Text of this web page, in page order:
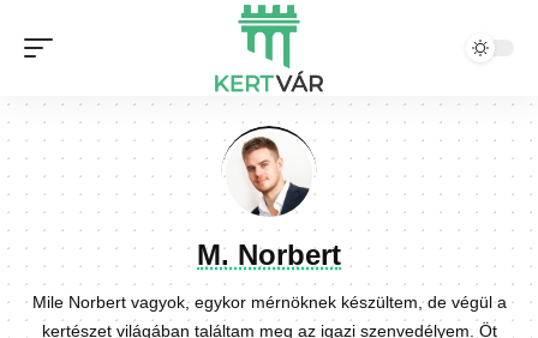
M. Norbert
Mile Norbert vagyok, egykor mérnöknek készültem, de végül a
kertészet világában találtam meg az igazi szenvedélyem. Öt